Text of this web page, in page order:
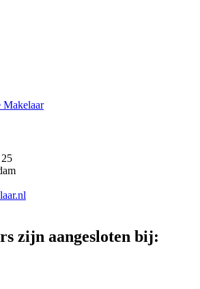
Makelaar
25
zijn aangesloten bij: